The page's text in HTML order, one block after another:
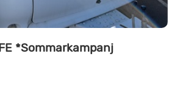
*Sommarkampanj